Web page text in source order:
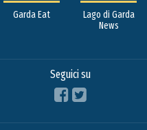
Garda Eat
Lago di Garda
News
Seguici su